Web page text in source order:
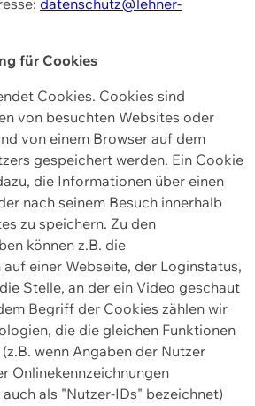
für Cookies
Cookies. Cookies sind
von besuchten Websites oder
von einem Browser auf dem
gespeichert werden. Ein Cookie
die Informationen über einen
nach seinem Besuch innerhalb
zu speichern. Zu den
können z.B. die
einer Webseite, der Loginstatus,
Stelle, an der ein Video geschaut
Begriff der Cookies zählen wir
die die gleichen Funktionen
wenn Angaben der Nutzer
Onlinekennzeichnungen
als "Nutzer-IDs" bezeichnet)